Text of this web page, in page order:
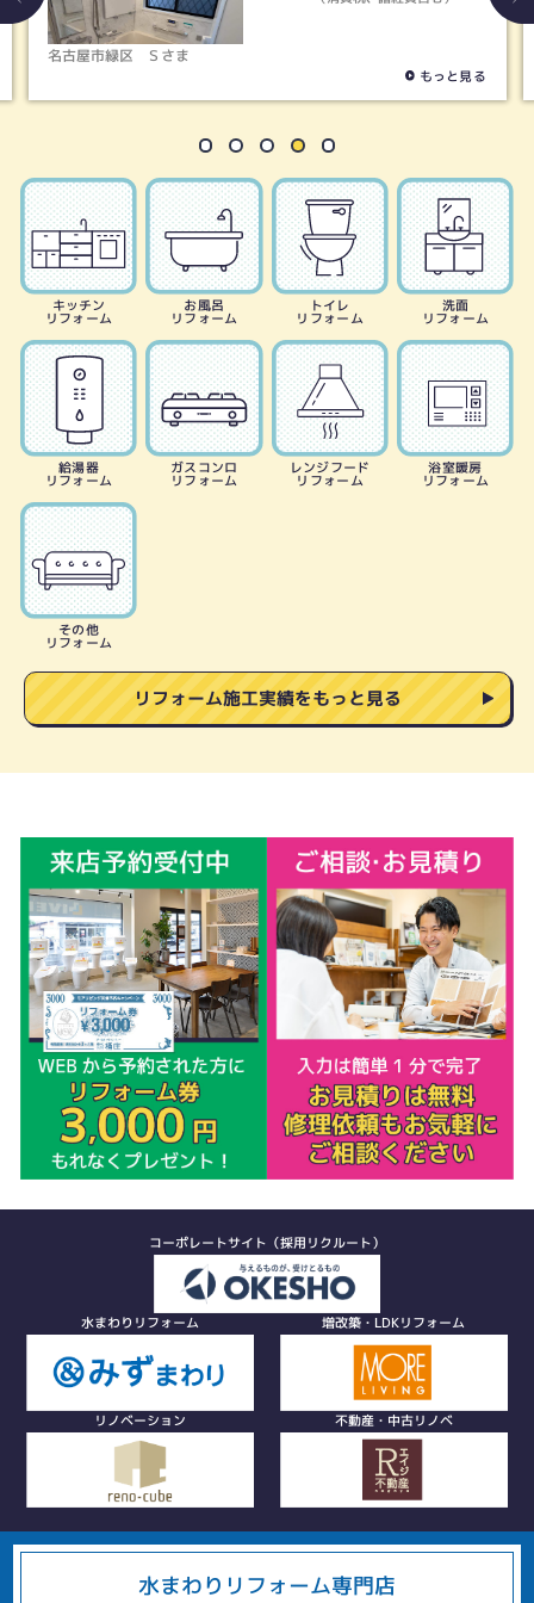
名古屋市緑区 Ｓさま
もっと見る
キッチン
リフォーム
お風呂
リフォーム
トイレ
リフォーム
洗面
リフォーム
給湯器
リフォーム
ガスコンロ
リフォーム
レンジフード
リフォーム
浴室暖房
リフォーム
その他
リフォーム
リフォーム施工実績をもっと見る
コーポレートサイト（採用リクルート）
水まわりリフォーム 増改築・LDKリフォーム
リノベーション 不動産・中古リノベ
水まわりリフォーム専門店